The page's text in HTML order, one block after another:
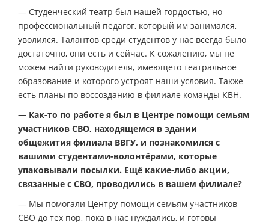
— Студенческий театр был нашей гордостью, но
профессиональный педагог, который им занимался,
уволился. Талантов среди студентов у нас всегда было
достаточно, они есть и сейчас. К сожалению, мы не
можем найти руководителя, имеющего театральное
образование и которого устроят наши условия. Также
есть планы по воссозданию в филиале команды КВН.
— Как-то по работе я был в Центре помощи семьям
участников СВО, находящемся в здании
общежития филиала ВВГУ, и познакомился с
вашими студентами-волонтёрами, которые
упаковывали посылки. Ещё какие-либо акции,
связанные с СВО, проводились в вашем филиале?
— Мы помогали Центру помощи семьям участников
СВО до тех пор, пока в нас нуждались, и готовы